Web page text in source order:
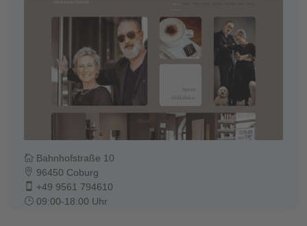
Bahnhofstraße 10
96450 Coburg
+49 9561 794610
09:00-18:00 Uhr